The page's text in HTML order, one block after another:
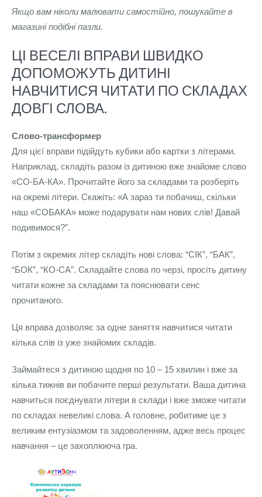
Якщо вам ніколи малювати самостійно, пошукайте в
магазині подібні пазли.
ЦІ ВЕСЕЛІ ВПРАВИ ШВИДКО
ДОПОМОЖУТЬ ДИТИНІ
НАВЧИТИСЯ ЧИТАТИ ПО СКЛАДАХ
ДОВГІ СЛОВА.
Слово-трансформер
Для цієї вправи підійдуть кубики або картки з літерами.
Наприклад, складіть разом із дитиною вже знайоме слово
«СО-БА-КА». Прочитайте його за складами та розберіть
на окремі літери. Скажіть: «А зараз ти побачиш, скільки
наш «СОБАКА» може подарувати нам нових слів! Давай
подивимося?”.
Потім з окремих літер складіть нові слова: “СІК”, “БАК”,
“БОК”, “КО-СА”. Складайте слова по черзі, просіть дитину
читати кожне за складами та пояснювати сенс
прочитаного.
Ця вправа дозволяє за одне заняття навчитися читати
кілька слів із уже знайомих складів.
Займайтеся з дитиною щодня по 10 – 15 хвилин і вже за
кілька тижнів ви побачите перші результати. Ваша дитина
навчиться поєднувати літери в склади і вже зможе читати
по складах невеликі слова. А головне, робитиме це з
великим ентузіазмом та задоволенням, адже весь процес
навчання – це захоплююча гра.